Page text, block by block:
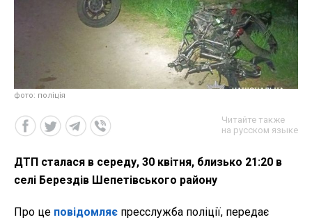
фото: поліція
Читайте также
на русском языке
ДТП сталася в середу, 30 квітня, близько 21:20 в
селі Берездів Шепетівського району
Про це повідомляє пресслужба поліції, передає